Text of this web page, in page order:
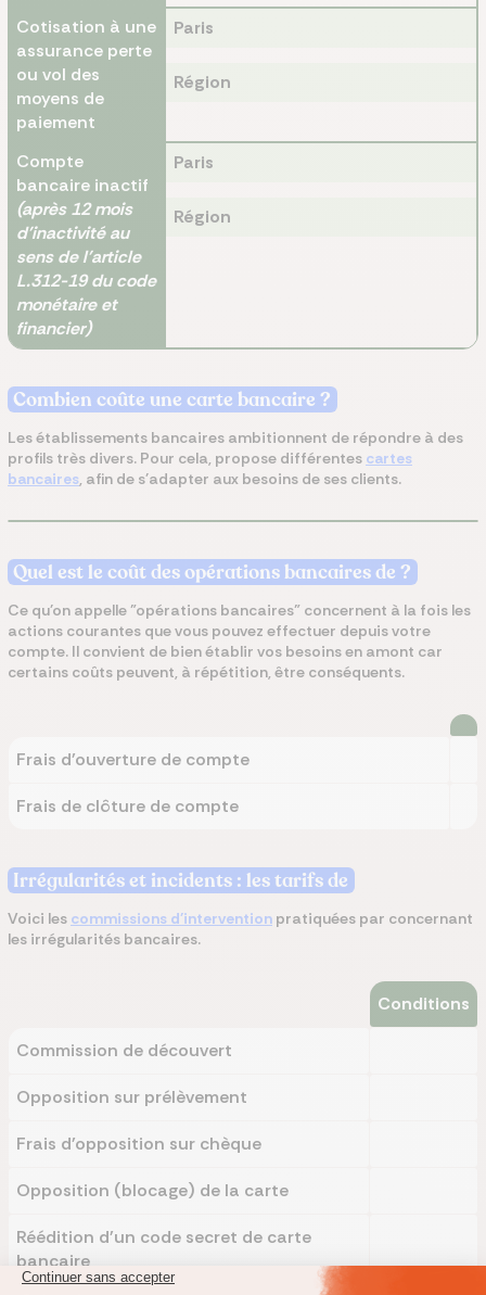
Cotisation à une
assurance perte
ou vol des
moyens de
paiement
Paris
Région
Compte
bancaire inactif
(après 12 mois
d'inactivité au
sens de l'article
L.312-19 du code
monétaire et
financier)
Paris
Région
Combien coûte une carte bancaire ?
Les établissements bancaires ambitionnent de répondre à des
profils très divers. Pour cela, propose différentes cartes
bancaires, afin de s'adapter aux besoins de ses clients.
Quel est le coût des opérations bancaires de ?
Ce qu'on appelle "opérations bancaires" concernent à la fois les
actions courantes que vous pouvez effectuer depuis votre
compte. Il convient de bien établir vos besoins en amont car
certains coûts peuvent, à répétition, être conséquents.
Frais d'ouverture de compte
Frais de clôture de compte
Irrégularités et incidents : les tarifs de
Voici les commissions d'intervention pratiquées par concernant
les irrégularités bancaires.
Conditions
Commission de découvert
Opposition sur prélèvement
Frais d'opposition sur chèque
Opposition (blocage) de la carte
Réédition d'un code secret de carte
bancaire